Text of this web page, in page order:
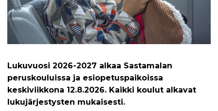
Lukuvuosi 2026-2027 alkaa Sastamalan
peruskouluissa ja esiopetuspaikoissa
keskiviikkona 12.8.2026. Kaikki koulut alkavat
lukujärjestysten mukaisesti.